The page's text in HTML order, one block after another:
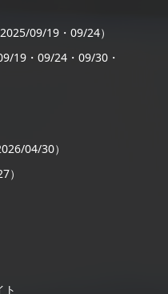
09/19・09/24）
19・09/24・09/30・
04/30）
）
ト